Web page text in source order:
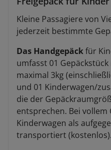
Kleine Passagiere von
jederzeit bestimmte
Das Handgepäckfür
umfasst 01
maximal 3kg
und 01 Kinderwagen/
die der
entsprechen. Bei
Kinderwagen als
transportiert (kostenlos).